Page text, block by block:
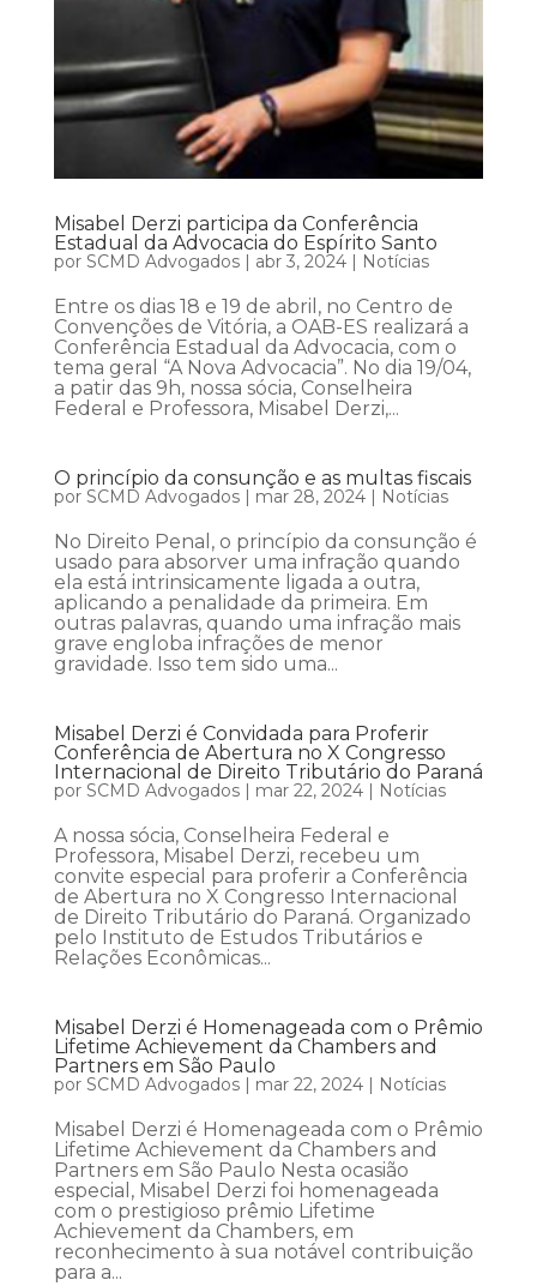
Misabel Derzi participa da Conferência
Estadual da Advocacia do Espírito Santo
por SCMD Advogados| abr 3, 2024| Notícias
Entre os dias 18 e 19 de abril, no Centro de
Convenções de Vitória, a OAB-ES realizará a
Conferência Estadual da Advocacia, com o
tema geral “A Nova Advocacia”. No dia 19/04,
a patir das 9h, nossa sócia, Conselheira
Federal e Professora, Misabel Derzi,...
O princípio da consunção e as multas fiscais
por SCMD Advogados| mar 28, 2024| Notícias
No Direito Penal, o princípio da consunção é
usado para absorver uma infração quando
ela está intrinsicamente ligada a outra,
aplicando a penalidade da primeira. Em
outras palavras, quando uma infração mais
grave engloba infrações de menor
gravidade. Isso tem sido uma...
Misabel Derzi é Convidada para Proferir
Conferência de Abertura no X Congresso
Internacional de Direito Tributário do Paraná
por SCMD Advogados| mar 22, 2024| Notícias
A nossa sócia, Conselheira Federal e
Professora, Misabel Derzi, recebeu um
convite especial para proferir a Conferência
de Abertura no X Congresso Internacional
de Direito Tributário do Paraná. Organizado
pelo Instituto de Estudos Tributários e
Relações Econômicas...
Misabel Derzi é Homenageada com o Prêmio
Lifetime Achievement da Chambers and
Partners em São Paulo
por SCMD Advogados| mar 22, 2024| Notícias
Misabel Derzi é Homenageada com o Prêmio
Lifetime Achievement da Chambers and
Partners em São Paulo Nesta ocasião
especial, Misabel Derzi foi homenageada
com o prestigioso prêmio Lifetime
Achievement da Chambers, em
reconhecimento à sua notável contribuição
para a...